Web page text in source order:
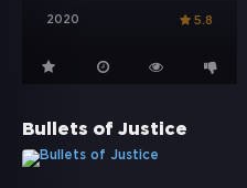
2020 5.8
Bullets of Justice